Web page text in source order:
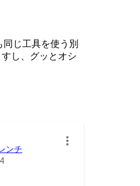
じ工具を使う別
し、グッとオシ
ンチ